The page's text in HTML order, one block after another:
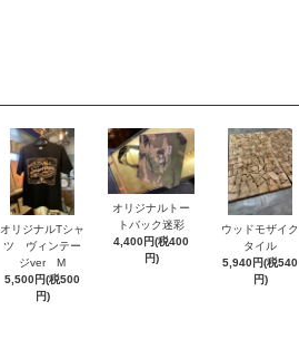
オリジナルTシャ
ツ ヴィンテー
ジver M
5,500円(税500
円)
オリジナルトー
トバック迷彩
4,400円(税400
円)
ウッドモザイク
タイル
5,940円(税540
円)